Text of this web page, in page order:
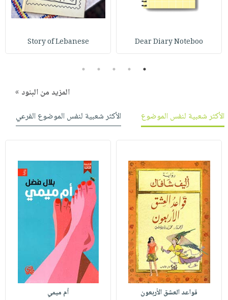
صابون
مناسبات
فيديوهات
يتكرر
طرحها
كتابك
تواصل
نشرة
Dear Diary Noteboo
Story of Lebanese
1
2
3
4
5
المزيد من البنود »
الأكثر شعبية لنفس الموضوع
الأكثر شعبية لنفس الموضوع الفرعي
قواعد العشق الأربعون
أم ميمي